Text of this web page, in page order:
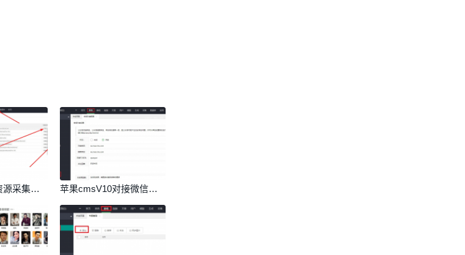
苹果cmsV10资源采集站如何设置定时采集详细教程讲解 苹果cmsV10对接微信公众号教程